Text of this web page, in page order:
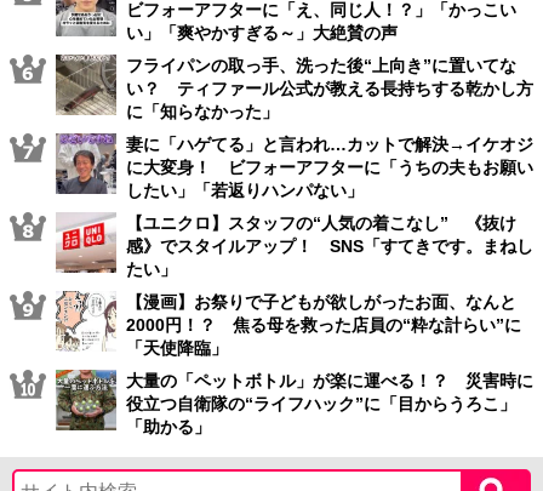
ビフォーアフターに「え、同じ人！？」「かっこい
い」「爽やかすぎる～」大絶賛の声
フライパンの取っ手、洗った後“上向き”に置いてな
い？ ティファール公式が教える長持ちする乾かし方
に「知らなかった」
妻に「ハゲてる」と言われ…カットで解決→イケオジ
に大変身！ ビフォーアフターに「うちの夫もお願い
したい」「若返りハンパない」
【ユニクロ】スタッフの“人気の着こなし” 《抜け
感》でスタイルアップ！ SNS「すてきです。まねし
たい」
【漫画】お祭りで子どもが欲しがったお面、なんと
2000円！？ 焦る母を救った店員の“粋な計らい”に
「天使降臨」
大量の「ペットボトル」が楽に運べる！？ 災害時に
役立つ自衛隊の“ライフハック”に「目からうろこ」
「助かる」